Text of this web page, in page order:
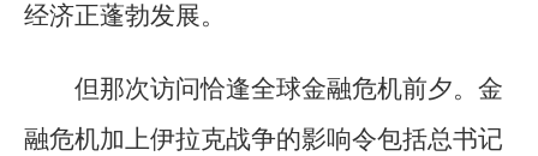
经济正蓬勃发展。
但那次访问恰逢全球金融危机前夕。金
融危机加上伊拉克战争的影响令包括总书记